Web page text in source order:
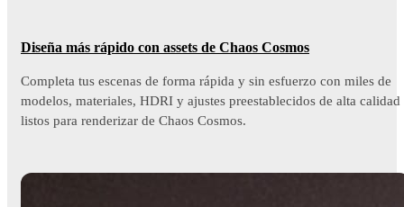
Diseña más rápido con assets de Chaos Cosmos
Completa tus escenas de forma rápida y sin esfuerzo con miles de
modelos, materiales, HDRI y ajustes preestablecidos de alta calidad
listos para renderizar de Chaos Cosmos.